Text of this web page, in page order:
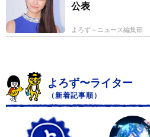
公表
よろず～ニュース編集部
よろず〜ライター
（新着記事順）